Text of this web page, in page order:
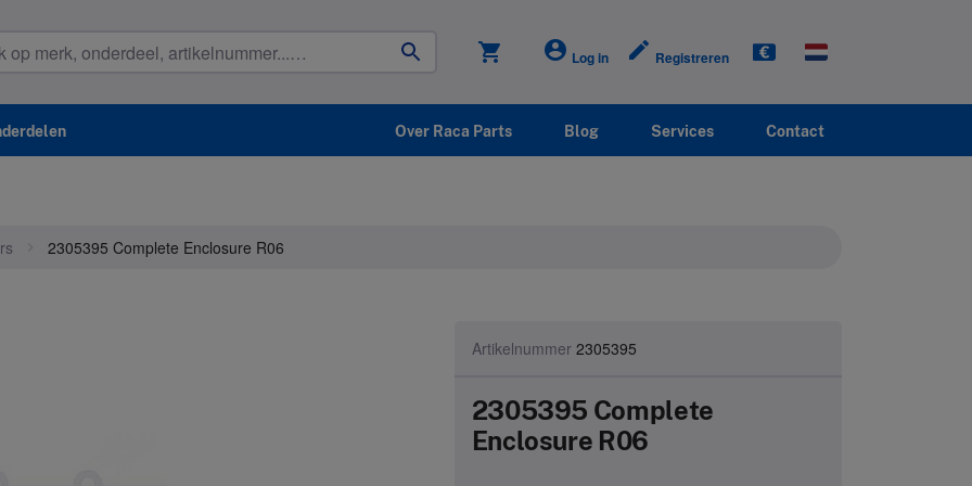
shopping_cart account_circle Log in create Registreren
Over Raca Parts Blog Services Contact
2305395 Complete Enclosure R06
Artikelnummer2305395
2305395 Complete
Enclosure R06